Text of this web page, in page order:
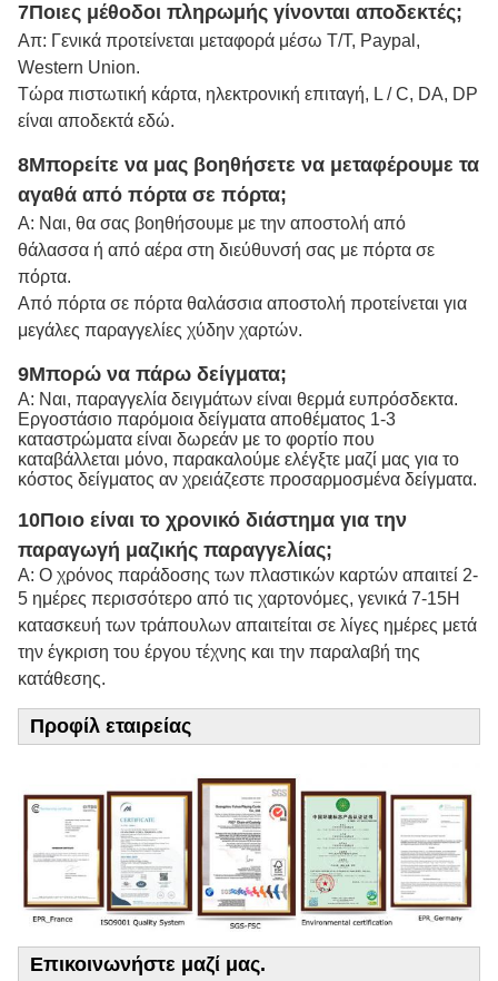
7Ποιες μέθοδοι πληρωμής γίνονται αποδεκτές;
Απ: Γενικά προτείνεται μεταφορά μέσω Τ/Τ, Paypal,
Western Union.
Τώρα πιστωτική κάρτα, ηλεκτρονική επιταγή, L / C, DA, DP
είναι αποδεκτά εδώ.
8Μπορείτε να μας βοηθήσετε να μεταφέρουμε τα
αγαθά από πόρτα σε πόρτα;
Α: Ναι, θα σας βοηθήσουμε με την αποστολή από
θάλασσα ή από αέρα στη διεύθυνσή σας με πόρτα σε
πόρτα.
Από πόρτα σε πόρτα θαλάσσια αποστολή προτείνεται για
μεγάλες παραγγελίες χύδην χαρτών.
9Μπορώ να πάρω δείγματα;
Α: Ναι, παραγγελία δειγμάτων είναι θερμά ευπρόσδεκτα.
Εργοστάσιο παρόμοια δείγματα αποθέματος 1-3
καταστρώματα είναι δωρεάν με το φορτίο που
καταβάλλεται μόνο, παρακαλούμε ελέγξτε μαζί μας για το
κόστος δείγματος αν χρειάζεστε προσαρμοσμένα δείγματα.
10Ποιο είναι το χρονικό διάστημα για την
παραγωγή μαζικής παραγγελίας;
Α: Ο χρόνος παράδοσης των πλαστικών καρτών απαιτεί 2-
5 ημέρες περισσότερο από τις χαρτονόμες, γενικά 7-15Η
κατασκευή των τράπουλων απαιτείται σε λίγες ημέρες μετά
την έγκριση του έργου τέχνης και την παραλαβή της
κατάθεσης.
Προφίλ εταιρείας
Επικοινωνήστε μαζί μας.